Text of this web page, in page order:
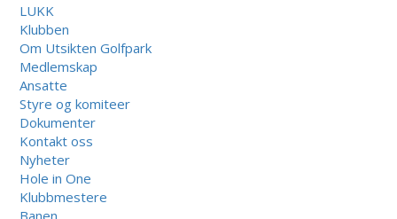
LUKK
Klubben
Om Utsikten Golfpark
Medlemskap
Ansatte
Styre og komiteer
Dokumenter
Kontakt oss
Nyheter
Hole in One
Klubbmestere
Banen